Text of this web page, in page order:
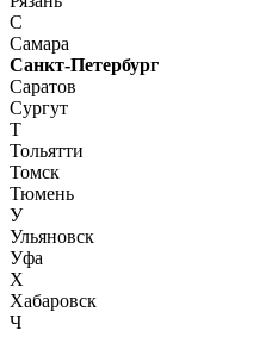
С
Самара
Санкт-Петербург
Саратов
Сургут
Т
Тольятти
Томск
Тюмень
У
Ульяновск
Уфа
Х
Хабаровск
Ч